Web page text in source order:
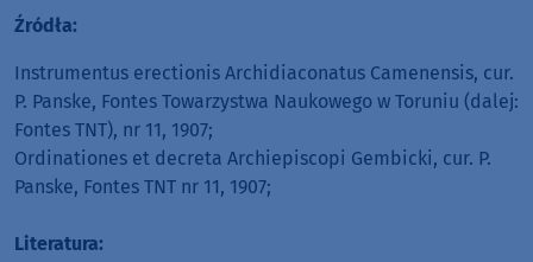
Źródła:
Instrumentus erectionis Archidiaconatus Camenensis, cur.
P. Panske, Fontes Towarzystwa Naukowego w Toruniu (dalej:
Fontes TNT), nr 11, 1907;
Ordinationes et decreta Archiepiscopi Gembicki, cur. P.
Panske, Fontes TNT nr 11, 1907;
Literatura: